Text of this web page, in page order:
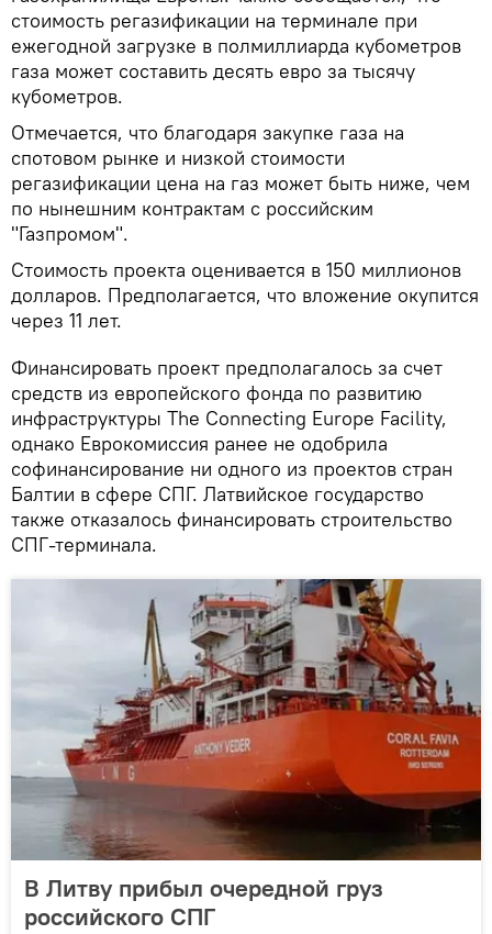
стоимость регазификации на терминале при
ежегодной загрузке в полмиллиарда кубометров
газа может составить десять евро за тысячу
кубометров.
Отмечается, что благодаря закупке газа на
спотовом рынке и низкой стоимости
регазификации цена на газ может быть ниже, чем
по нынешним контрактам с российским
"Газпромом".
Стоимость проекта оценивается в 150 миллионов
долларов. Предполагается, что вложение окупится
через 11 лет.
Финансировать проект предполагалось за счет
средств из европейского фонда по развитию
инфраструктуры The Connecting Europe Facility,
однако Еврокомиссия ранее не одобрила
софинансирование ни одного из проектов стран
Балтии в сфере СПГ. Латвийское государство
также отказалось финансировать строительство
СПГ-терминала.
В Литву прибыл очередной груз
российского СПГ